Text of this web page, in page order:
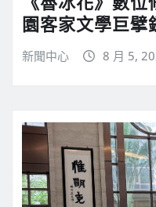
園客家文學巨擘
新聞中心 8 月 5,